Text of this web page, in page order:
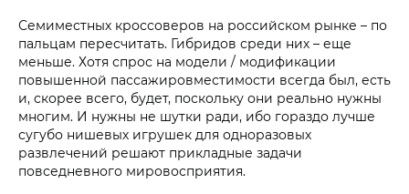
Семиместных кроссоверов на российском рынке – по
пальцам пересчитать. Гибридов среди них – еще
меньше. Хотя спрос на модели / модификации
повышенной пассажировместимости всегда был, есть
и, скорее всего, будет, поскольку они реально нужны
многим. И нужны не шутки ради, ибо гораздо лучше
сугубо нишевых игрушек для одноразовых
развлечений решают прикладные задачи
повседневного мировосприятия.